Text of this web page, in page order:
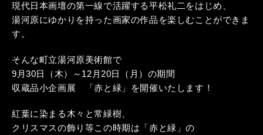
現代日本画壇の第一線で活躍する平松礼二をはじめ、
湯河原にゆかりを持った画家の作品を楽しむことができま
す。
そんな町立湯河原美術館で
9月30日（木）～12月20日（月）の期間
収蔵品小企画展 「赤と緑」を開催いたします！
紅葉に染まる木々と常緑樹、
クリスマスの飾り等この時期は「赤と緑」の